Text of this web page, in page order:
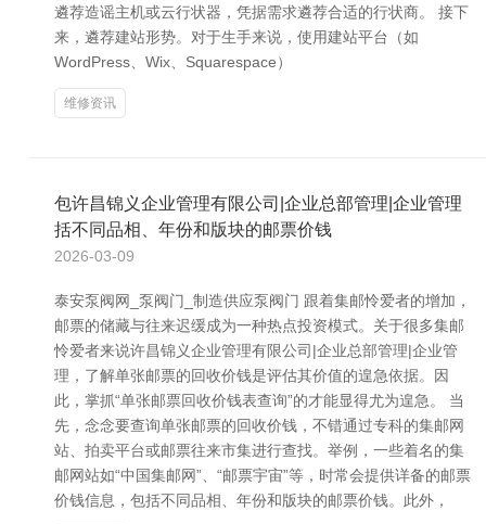
遴荐造谣主机或云行状器，凭据需求遴荐合适的行状商。 接下
来，遴荐建站形势。对于生手来说，使用建站平台（如
WordPress、Wix、Squarespace）
维修资讯
包许昌锦义企业管理有限公司|企业总部管理|企业管理
括不同品相、年份和版块的邮票价钱
2026-03-09
泰安泵阀网_泵阀门_制造供应泵阀门 跟着集邮怜爱者的增加，
邮票的储藏与往来迟缓成为一种热点投资模式。关于很多集邮
怜爱者来说许昌锦义企业管理有限公司|企业总部管理|企业管
理，了解单张邮票的回收价钱是评估其价值的遑急依据。因
此，掌抓“单张邮票回收价钱表查询”的才能显得尤为遑急。 当
先，念念要查询单张邮票的回收价钱，不错通过专科的集邮网
站、拍卖平台或邮票往来市集进行查找。举例，一些着名的集
邮网站如“中国集邮网”、“邮票宇宙”等，时常会提供详备的邮票
价钱信息，包括不同品相、年份和版块的邮票价钱。此外，